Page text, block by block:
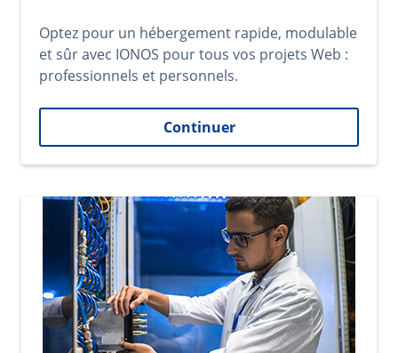
Optez pour un hébergement rapide, modulable
et sûr avec IONOS pour tous vos projets Web :
professionnels et personnels.
Continuer